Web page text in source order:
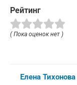
Рейтинг
( Пока оценок нет )
Елена Тихонова